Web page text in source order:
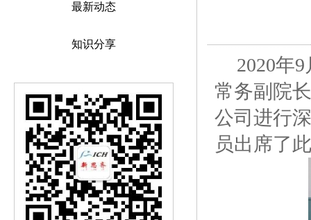
最新动态
知识分享
2020年9
常务副院
公司进行
员出席了